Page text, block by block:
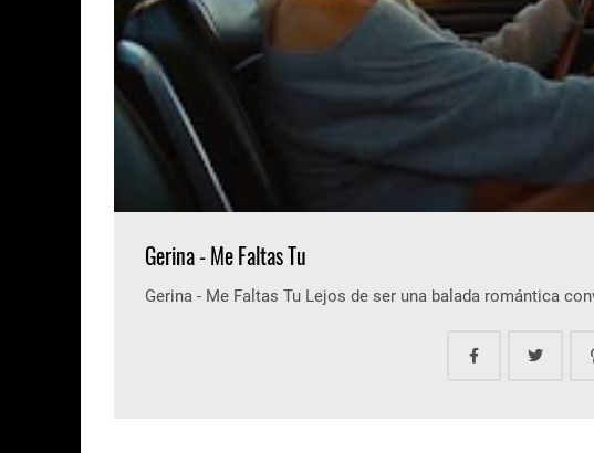
Gerina - Me Faltas Tu
Gerina - Me Faltas Tu Lejos de ser una balada romántica